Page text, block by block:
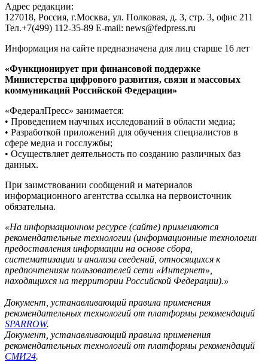
Адрес редакции:
127018, Россия, г.Москва, ул. Полковая, д. 3, стр. 3, офис 211
Тел.+7(499) 112-35-89 E-mail: news@fedpress.ru
Информация на сайте предназначена для лиц старше 16 лет
«Функционирует при финансовой поддержке
Министерства цифрового развития, связи и массовых
коммуникаций Российской Федерации»
«ФедералПресс» занимается:
• Проведением научных исследований в области медиа;
• Разработкой приложений для обучения специалистов в
сфере медиа и госслужбы;
• Осуществляет деятельность по созданию различных баз
данных.
При заимствовании сообщений и материалов
информационного агентства ссылка на первоисточник
обязательна.
«На информационном ресурсе (сайте) применяются
рекомендательные технологии (информационные технологии
предоставления информации на основе сбора,
систематизации и анализа сведений, относящихся к
предпочтениям пользователей сети «Интернет»,
находящихся на территории Российской Федерации).»
Документ, устанавливающий правила применения
рекомендательных технологий от платформы рекомендаций
SPARROW.
Документ, устанавливающий правила применения
рекомендательных технологий от платформы рекомендаций
СМИ24.